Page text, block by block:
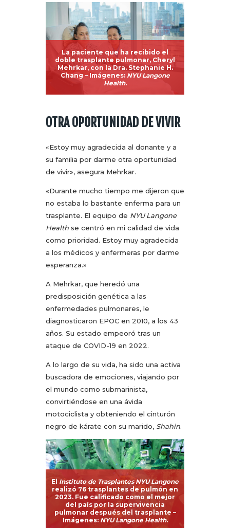
La paciente que ha recibido el
doble trasplante pulmonar, Cheryl
Mehrkar, con la Dra. Stephanie H.
Chang – Imágenes: NYU Langone
Health.
OTRA OPORTUNIDAD DE VIVIR
«Estoy muy agradecida al donante y a
su familia por darme otra oportunidad
de vivir», asegura Mehrkar.
«Durante mucho tiempo me dijeron que
no estaba lo bastante enferma para un
trasplante. El equipo de NYU Langone
Health se centró en mi calidad de vida
como prioridad. Estoy muy agradecida
a los médicos y enfermeras por darme
esperanza.»
A Mehrkar, que heredó una
predisposición genética a las
enfermedades pulmonares, le
diagnosticaron EPOC en 2010, a los 43
años. Su estado empeoró tras un
ataque de COVID-19 en 2022.
A lo largo de su vida, ha sido una activa
buscadora de emociones, viajando por
el mundo como submarinista,
convirtiéndose en una ávida
motociclista y obteniendo el cinturón
negro de kárate con su marido, Shahin.
El Instituto de Trasplantes NYU Langone
realizó 76 trasplantes de pulmón en
2023. Fue calificado como el mejor
del país por la supervivencia
pulmonar después del trasplante –
Imágenes: NYU Langone Health.